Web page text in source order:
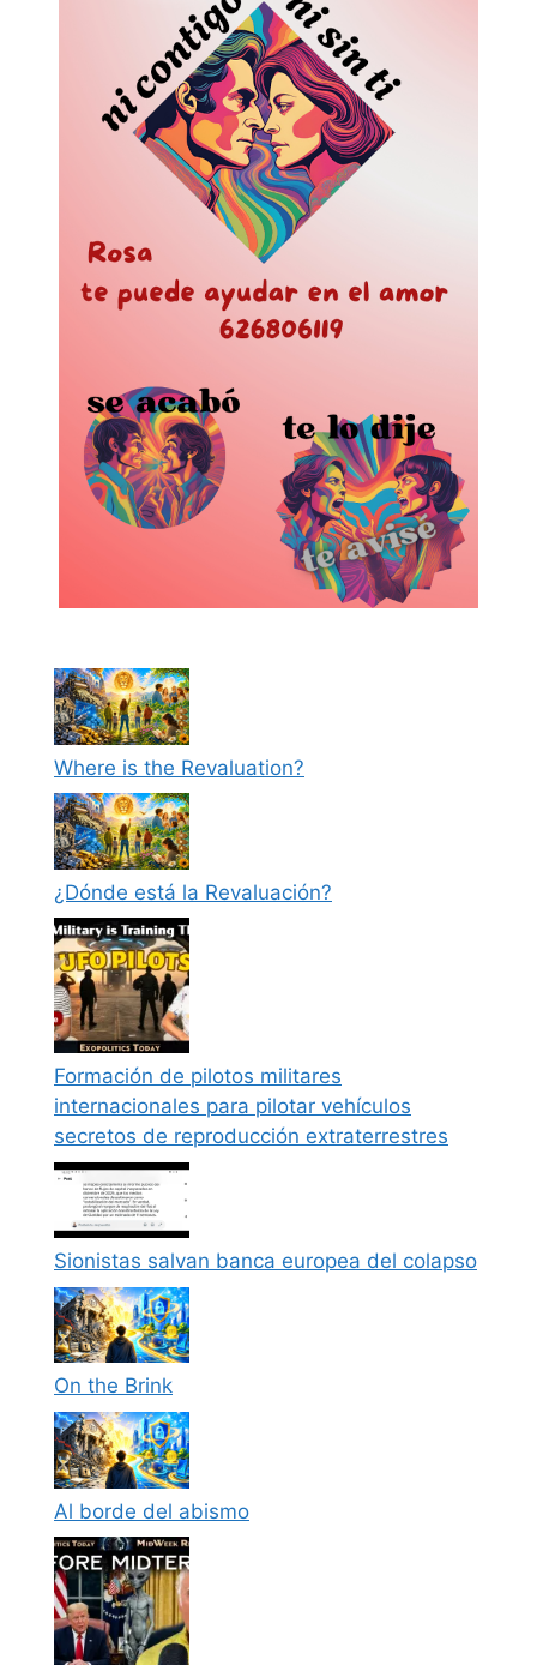
Where is the Revaluation?
¿Dónde está la Revaluación?
Formación de pilotos militares
internacionales para pilotar vehículos
secretos de reproducción extraterrestres
Sionistas salvan banca europea del colapso
On the Brink
Al borde del abismo